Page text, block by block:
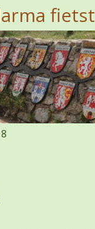
fietst
8